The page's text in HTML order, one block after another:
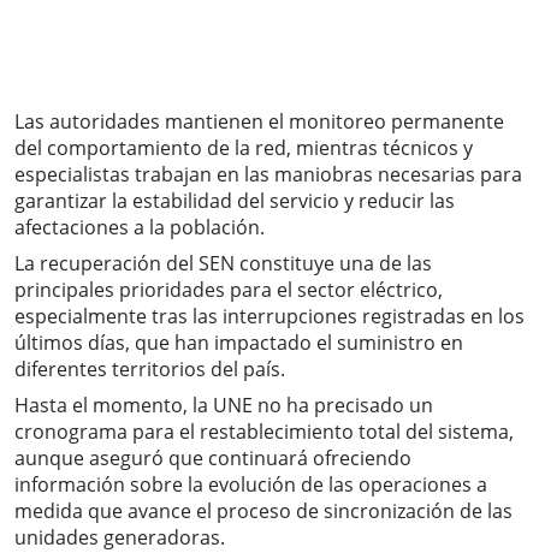
Las autoridades mantienen el monitoreo permanente
del comportamiento de la red, mientras técnicos y
especialistas trabajan en las maniobras necesarias para
garantizar la estabilidad del servicio y reducir las
afectaciones a la población.
La recuperación del SEN constituye una de las
principales prioridades para el sector eléctrico,
especialmente tras las interrupciones registradas en los
últimos días, que han impactado el suministro en
diferentes territorios del país.
Hasta el momento, la UNE no ha precisado un
cronograma para el restablecimiento total del sistema,
aunque aseguró que continuará ofreciendo
información sobre la evolución de las operaciones a
medida que avance el proceso de sincronización de las
unidades generadoras.